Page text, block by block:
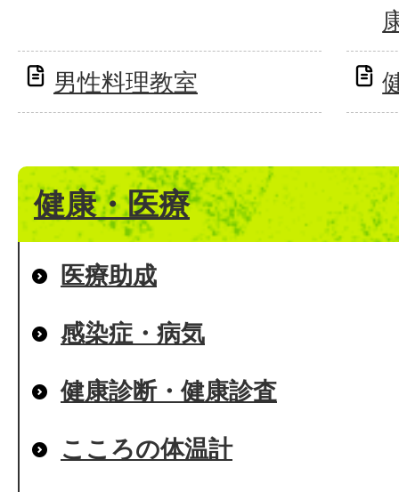
男性料理教室
健康・医療
医療助成
感染症・病気
健康診断・健康診査
こころの体温計